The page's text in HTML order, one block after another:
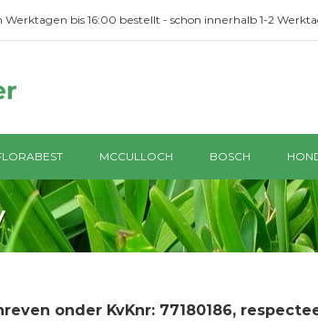
Werktagen bis 16:00 bestellt - schon innerhalb 1-2
MCCULLOCH BOSCH
onder KvKnr: 77180186,